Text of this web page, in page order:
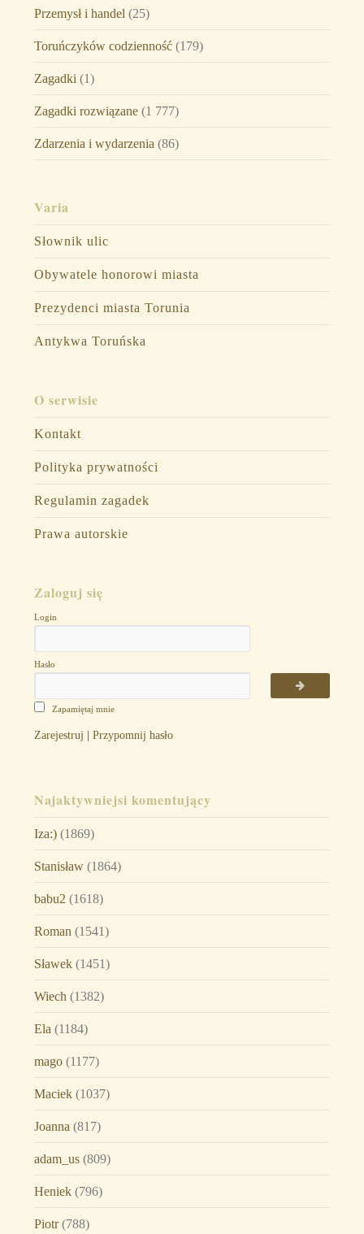
Przemysł i handel (25)
Toruńczyków codzienność(179)
Zagadki (1)
Zagadki rozwiązane(1 777)
Zdarzenia i wydarzenia (86)
Varia
Słownik ulic
Obywatele honorowi miasta
Prezydenci miasta Torunia
Antykwa Toruńska
O serwisie
Kontakt
Polityka prywatności
Regulamin zagadek
Prawa autorskie
Zaloguj się
Login
Hasło
Zapamiętaj mnie
Zarejestruj | Przypomnij hasło
Najaktywniejsi komentujący
Iza:)(1869)
Stanisław(1864)
babu2 (1618)
Roman (1541)
Sławek(1451)
Wiech (1382)
Ela (1184)
mago(1177)
Maciek(1037)
Joanna (817)
adam_us(809)
Heniek(796)
Piotr(788)